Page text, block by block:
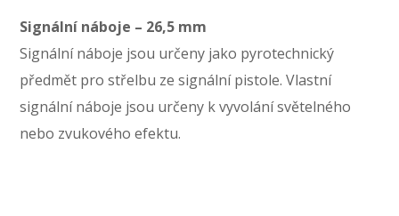
Signální náboje – 26,5 mm
Signální náboje jsou určeny jako pyrotechnický
předmět pro střelbu ze signální pistole. Vlastní
signální náboje jsou určeny k vyvolání světelného
nebo zvukového efektu.